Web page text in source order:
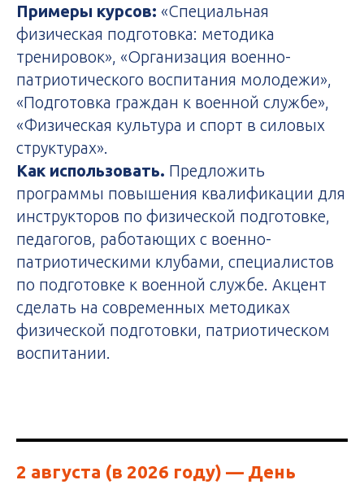
Примеры курсов: «Специальная
физическая подготовка: методика
тренировок», «Организация военно-
патриотического воспитания молодежи»,
«Подготовка граждан к военной службе»,
«Физическая культура и спорт в силовых
структурах».
Как использовать. Предложить
программы повышения квалификации для
инструкторов по физической подготовке,
педагогов, работающих с военно-
патриотическими клубами, специалистов
по подготовке к военной службе. Акцент
сделать на современных методиках
физической подготовки, патриотическом
воспитании.
2 августа (в 2026 году) — День